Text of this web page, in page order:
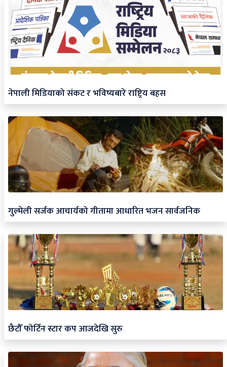
नेपाली मिडियाको संकट र भविष्यबारे राष्ट्रिय बहस
गुल्मेली सर्जक आचार्यको गीतामा आधारित भजन सार्वजनिक
छैटौँ फोर्टिन स्टार कप आजदेखि सुरु